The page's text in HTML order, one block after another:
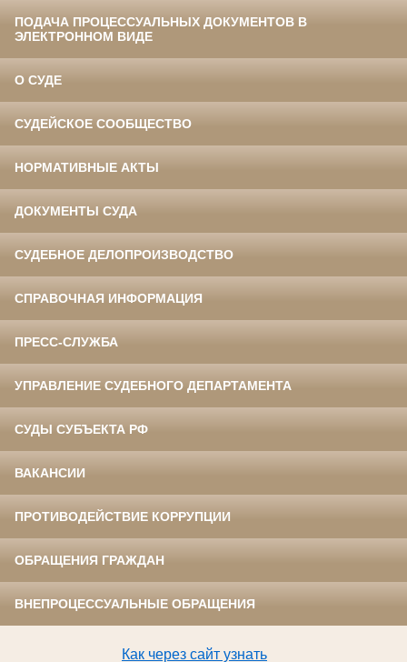
ПОДАЧА ПРОЦЕССУАЛЬНЫХ ДОКУМЕНТОВ В
ЭЛЕКТРОННОМ ВИДЕ
О СУДЕ
СУДЕЙСКОЕ СООБЩЕСТВО
НОРМАТИВНЫЕ АКТЫ
ДОКУМЕНТЫ СУДА
СУДЕБНОЕ ДЕЛОПРОИЗВОДСТВО
СПРАВОЧНАЯ ИНФОРМАЦИЯ
ПРЕСС-СЛУЖБА
УПРАВЛЕНИЕ СУДЕБНОГО ДЕПАРТАМЕНТА
СУДЫ СУБЪЕКТА РФ
ВАКАНСИИ
ПРОТИВОДЕЙСТВИЕ КОРРУПЦИИ
ОБРАЩЕНИЯ ГРАЖДАН
ВНЕПРОЦЕССУАЛЬНЫЕ ОБРАЩЕНИЯ
Как через сайт узнать